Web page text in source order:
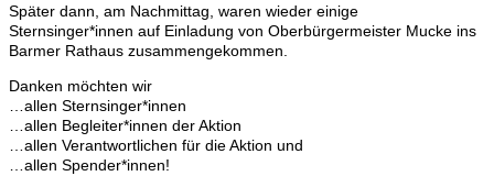
Später dann, am Nachmittag, waren wieder einige
Sternsinger*innen auf Einladung von Oberbürgermeister Mucke ins
Barmer Rathaus zusammengekommen.
Danken möchten wir
…allen Sternsinger*innen
…allen Begleiter*innen der Aktion
…allen Verantwortlichen für die Aktion und
…allen Spender*innen!